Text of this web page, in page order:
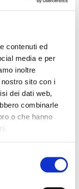
contenuti ed
media e per
inoltre
sito con i
dei dati web,
combinarle
o che hanno
promosso dal